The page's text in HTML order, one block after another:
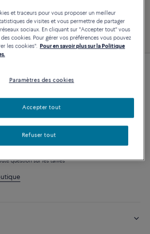
PERSONNALISER
question sur les tailles
et traceurs pour vous proposer un meilleur
de visites et vous permettre de partager
sociaux. En cliquant sur "Accepter tout" vous
cookies. Pour gérer vos préférences vous pouvez
les cookies". Pour en savoir plus sur la Politique
Paramètres des cookies
Refuser tout
Accepter tout